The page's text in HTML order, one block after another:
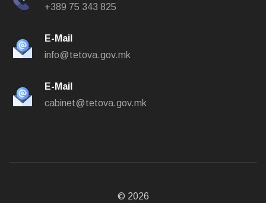
+389 75 343 825
E-Mail
info@tetova.gov.mk
E-Mail
cabinet@tetova.gov.mk
© 2026